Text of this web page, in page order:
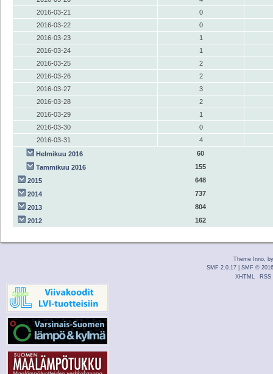
2016-03-21
0
2016-03-22
0
2016-03-23
1
2016-03-24
1
2016-03-25
2
2016-03-26
2
2016-03-27
3
2016-03-28
2
2016-03-29
1
2016-03-30
0
2016-03-31
4
Helmikuu 2016
60
Tammikuu 2016
155
2015
648
2014
737
2013
804
2012
162
Theme Inno,
SMF 2.0.17
SMF © 2016
XHTML
RSS